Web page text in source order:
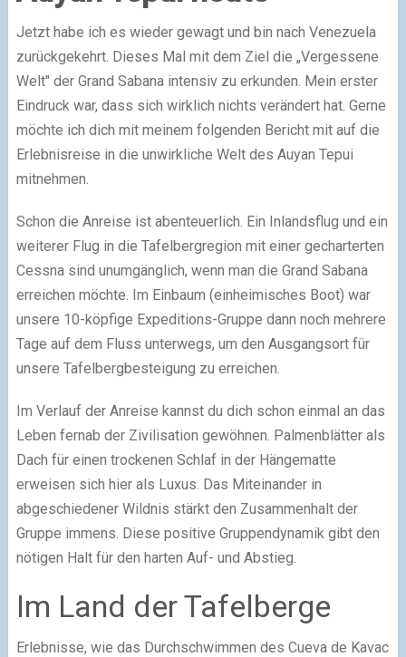
Jetzt habe ich es wieder gewagt und bin nach Venezuela
zurückgekehrt. Dieses Mal mit dem Ziel die „Vergessene
Welt" der Grand Sabana intensiv zu erkunden. Mein erster
Eindruck war, dass sich wirklich nichts verändert hat. Gerne
möchte ich dich mit meinem folgenden Bericht mit auf die
Erlebnisreise in die unwirkliche Welt des Auyan Tepui
mitnehmen.
Schon die Anreise ist abenteuerlich. Ein Inlandsflug und ein
weiterer Flug in die Tafelbergregion mit einer gecharterten
Cessna sind unumgänglich, wenn man die Grand Sabana
erreichen möchte. Im Einbaum (einheimisches Boot) war
unsere 10-köpfige Expeditions-Gruppe dann noch mehrere
Tage auf dem Fluss unterwegs, um den Ausgangsort für
unsere Tafelbergbesteigung zu erreichen.
Im Verlauf der Anreise kannst du dich schon einmal an das
Leben fernab der Zivilisation gewöhnen. Palmenblätter als
Dach für einen trockenen Schlaf in der Hängematte
erweisen sich hier als Luxus. Das Miteinander in
abgeschiedener Wildnis stärkt den Zusammenhalt der
Gruppe immens. Diese positive Gruppendynamik gibt den
nötigen Halt für den harten Auf- und Abstieg.
Im Land der Tafelberge
Erlebnisse, wie das Durchschwimmen des Cueva de Kavac